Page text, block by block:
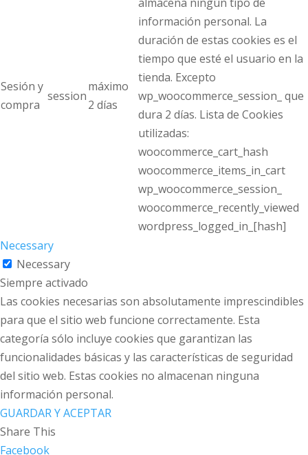
Sesión y
compra
session
máximo
2 días
información personal. La
duración de estas cookies es el
tiempo que esté el usuario en la
tienda. Excepto
wp_woocommerce_session_ que
dura 2 días. Lista de Cookies
utilizadas:
woocommerce_cart_hash
woocommerce_items_in_cart
wp_woocommerce_session_
woocommerce_recently_viewed
wordpress_logged_in_[hash]
Necessary
Necessary
Siempre activado
Las cookies necesarias son absolutamente imprescindibles
para que el sitio web funcione correctamente. Esta
categoría sólo incluye cookies que garantizan las
funcionalidades básicas y las características de seguridad
del sitio web. Estas cookies no almacenan ninguna
información personal.
GUARDAR Y ACEPTAR
Share This
Facebook